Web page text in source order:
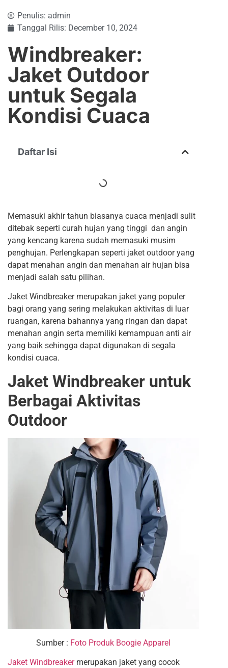
Penulis: admin
Tanggal Rilis: December 10, 2024
Windbreaker:
Jaket Outdoor
untuk Segala
Kondisi Cuaca
Daftar Isi
Memasuki akhir tahun biasanya cuaca menjadi sulit
ditebak seperti curah hujan yang tinggi dan angin
yang kencang karena sudah memasuki musim
penghujan. Perlengkapan seperti jaket outdoor yang
dapat menahan angin dan menahan air hujan bisa
menjadi salah satu pilihan.
Jaket Windbreaker merupakan jaket yang populer
bagi orang yang sering melakukan aktivitas di luar
ruangan, karena bahannya yang ringan dan dapat
menahan angin serta memiliki kemampuan anti air
yang baik sehingga dapat digunakan di segala
kondisi cuaca.
Jaket Windbreaker untuk
Berbagai Aktivitas
Outdoor
Sumber : Foto Produk Boogie Apparel
Jaket Windbreakermerupakan jaket yang cocok